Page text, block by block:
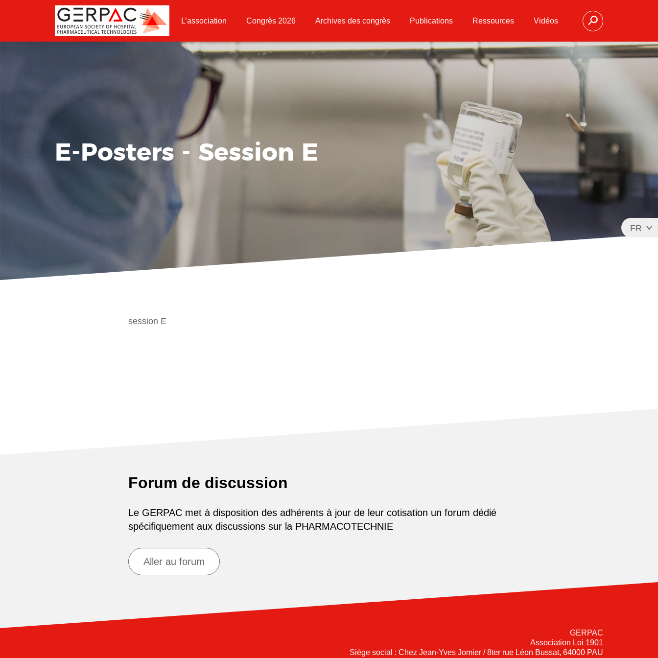
L’association Congrès 2026 Archives des congrès Publications Ressources Vidéos
FR
E-Posters - Session E
session E
Forum de discussion
Le GERPAC met à disposition des adhérents à jour de leur cotisation un forum dédié
spécifiquement aux discussions sur la PHARMACOTECHNIE
Aller au forum
GERPAC
Association Loi 1901
Siège social : Chez Jean-Yves Jomier / 8ter rue Léon Bussat, 64000 PAU